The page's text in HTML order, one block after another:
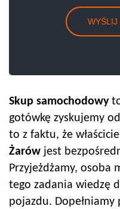
Skup samochodowy
gotówkę zyskujemy
to z faktu, że
Żarów jest
Przyjeżdżamy, osoba
tego zadania wiedzę
pojazdu. Dopełniamy